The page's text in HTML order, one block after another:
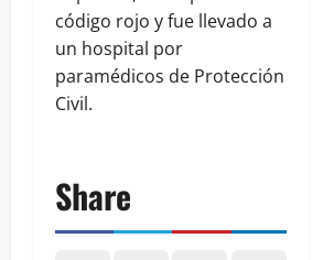
código rojo y fue llevado a
un hospital por
paramédicos de Protección
Civil.
Share